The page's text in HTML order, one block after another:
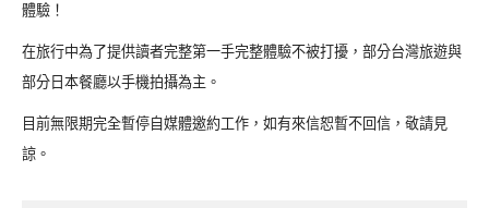
體驗！
在旅行中為了提供讀者完整第一手完整體驗不被打擾，部分台灣旅遊與
部分日本餐廳以手機拍攝為主。
目前無限期完全暫停自媒體邀約工作，如有來信恕暫不回信，敬請見
諒。